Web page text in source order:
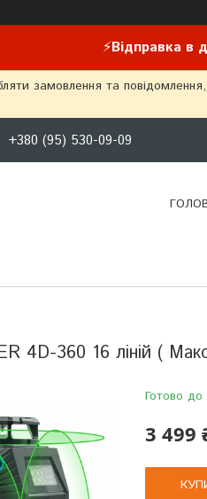
⚡Відправка в
замовлення та
+380 (95) 530-09-09
4D-360 16 ліній (
Готово до
3 499